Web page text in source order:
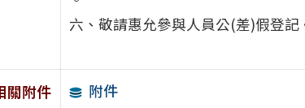
六、敬請惠允參與人員公(差)假登記
關附件 附件